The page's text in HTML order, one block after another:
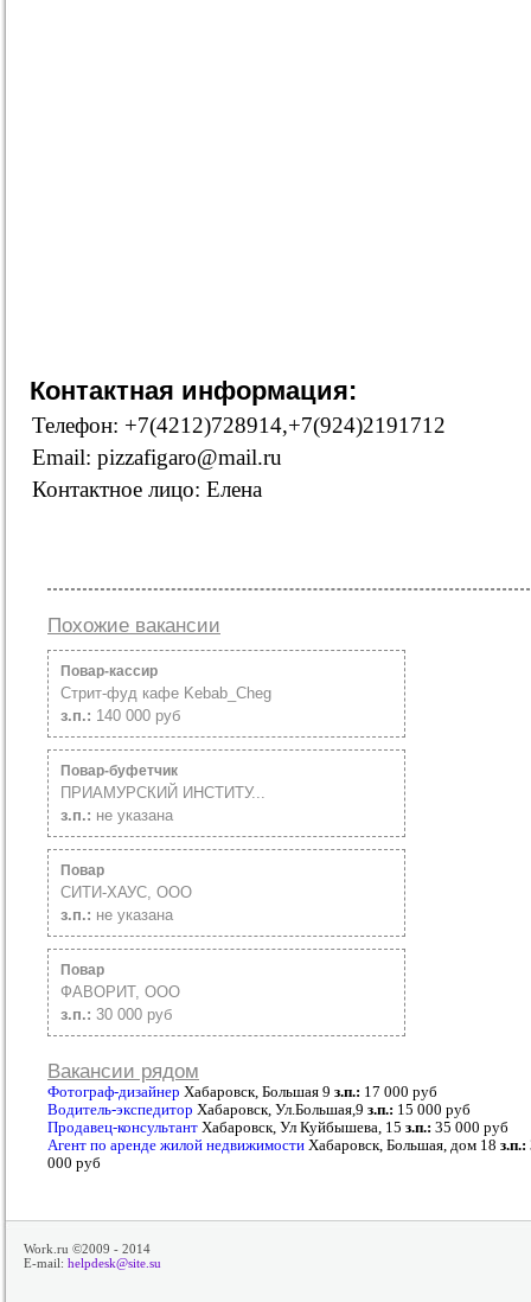
Контактная информация:
Телефон: +7(4212)728914,+7(924)2191712
Email: pizzafigaro@mail.ru
Контактное лицо: Елена
Похожие вакансии
Повар-кассир
Стрит-фуд кафе Kebab_Cheg
з.п.: 140 000 руб
Повар-буфетчик
ПРИАМУРСКИЙ ИНСТИТУ...
з.п.: не указана
Повар
СИТИ-ХАУС, ООО
з.п.: не указана
Повар
ФАВОРИТ, ООО
з.п.: 30 000 руб
Вакансии рядом
Фотограф-дизайнер Хабаровск, Большая 9 з.п.: 17 000 руб
Водитель-экспедитор Хабаровск, Ул.Большая,9 з.п.: 15 000 руб
Продавец-консультант Хабаровск, Ул Куйбышева, 15 з.п.: 35 000 руб
Агент по аренде жилой недвижимости Хабаровск, Большая, дом 18 з.п.:
000 руб
Work.ru ©2009 - 2014
E-mail: helpdesk@site.su